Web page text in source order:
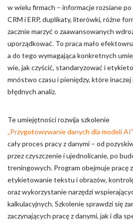
w wielu firmach – informacje rozsiane
CRM i ERP, duplikaty, literówki, różne
zacznie marzyć o zaawansowanych
uporządkować. To praca mało
a do tego wymagająca konkretnych
wie, jak czyścić, standaryzować i
mnóstwo czasu i pieniędzy, które
błędnych analiz.
Te umiejętności rozwija szkolenie
„Przygotowywanie danych dla modeli AI”
cały proces pracy z danymi – od
przez czyszczenie i ujednolicanie, po
treningowych. Program obejmuje pracę
etykietowanie tekstu i obrazów,
oraz wykorzystanie narzędzi
kalkulacyjnych. Szkolenie sprawdzi się
zaczynających pracę z danymi, jak i dla